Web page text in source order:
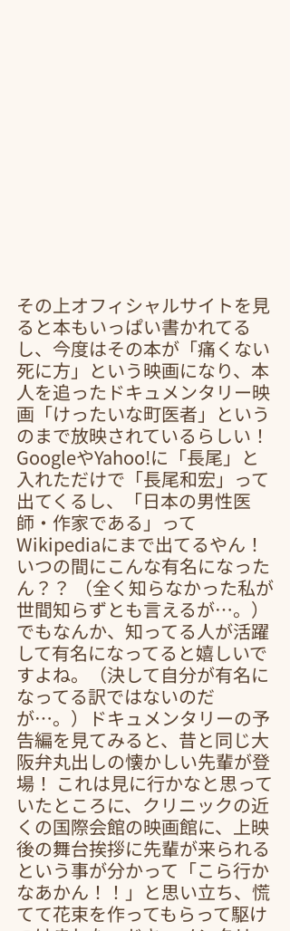
その上オフィシャルサイトを見
ると本もいっぱい書かれてる
し、今度はその本が「痛くない
死に方」という映画になり、本
人を追ったドキュメンタリー映
画「けったいな町医者」という
のまで放映されているらしい！
GoogleやYahoo!に「長尾」と
入れただけで「長尾和宏」って
出てくるし、「日本の男性医
師・作家である」って
Wikipediaにまで出てるやん！
いつの間にこんな有名になった
ん？？ （全く知らなかった私が
世間知らずとも言えるが…。）
でもなんか、知ってる人が活躍
して有名になってると嬉しいで
すよね。（決して自分が有名に
なってる訳ではないのだ
が…。）ドキュメンタリーの予
告編を見てみると、昔と同じ大
阪弁丸出しの懐かしい先輩が登
場！ これは見に行かなと思って
いたところに、クリニックの近
くの国際会館の映画館に、上映
後の舞台挨拶に先輩が来られる
という事が分かって「こら行か
なあかん！！」と思い立ち、慌
てて花束を作ってもらって駆け